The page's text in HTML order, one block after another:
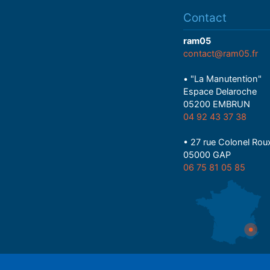
Contact
ram05
contact@ram05.fr
• "La Manutention"
Espace Delaroche
05200 EMBRUN
04 92 43 37 38
• 27 rue Colonel
05000 GAP
06 75 81 05 85